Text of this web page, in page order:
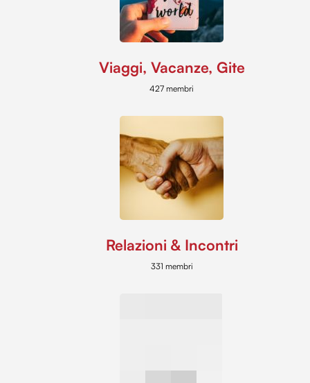
Viaggi, Vacanze, Gite
427 membri
Relazioni & Incontri
331 membri